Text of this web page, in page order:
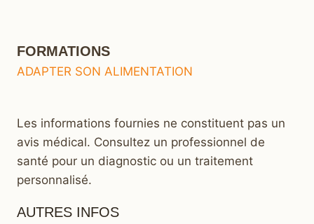
FORMATIONS
ADAPTER SON ALIMENTATION
Les informations fournies ne constituent pas un
avis médical. Consultez un professionnel de
santé pour un diagnostic ou un traitement
personnalisé.
AUTRES INFOS